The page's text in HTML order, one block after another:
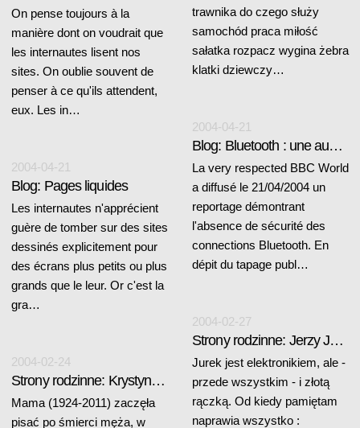
trawnika do czego służy
samochód praca miłość
sałatka rozpacz wygina żebra
klatki dziewczy…
On pense toujours à la
manière dont on voudrait que
les internautes lisent nos
sites. On oublie souvent de
penser à ce qu'ils attendent,
eux. Les in…
2004-04-21
Blog: Bluetooth : une aubaine pour les pirates
La very respected BBC World
a diffusé le 21/04/2004 un
reportage démontrant
l'absence de sécurité des
connections Bluetooth. En
dépit du tapage publ…
2004-04-21
Blog: Pages liquides
Les internautes n'apprécient
guère de tomber sur des sites
dessinés explicitement pour
des écrans plus petits ou plus
grands que le leur. Or c'est la
gra…
2004-02-27
Strony rodzinne: Jerzy Jabłoński
Jurek jest elektronikiem, ale -
przede wszystkim - i złotą
rączką. Od kiedy pamiętam
naprawia wszystko :
2004-02-24
Strony rodzinne: Krystyna Jabłońska
Mama (1924-2011) zaczęła
pisać po śmierci męża, w